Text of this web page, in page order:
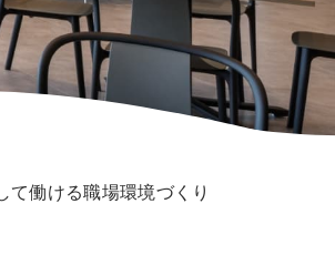
働ける職場環境づくり